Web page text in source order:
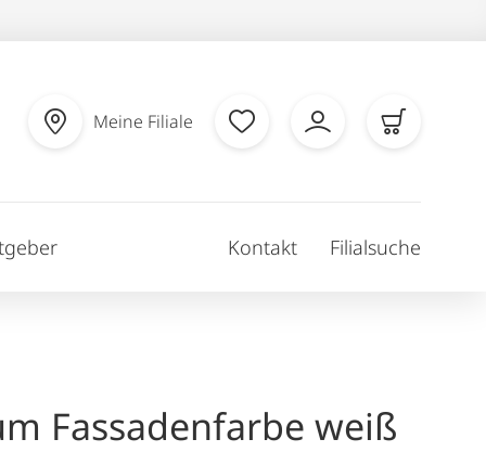
Meine Filiale
Kontakt Filialsuche
Fassadenfarbe weiß